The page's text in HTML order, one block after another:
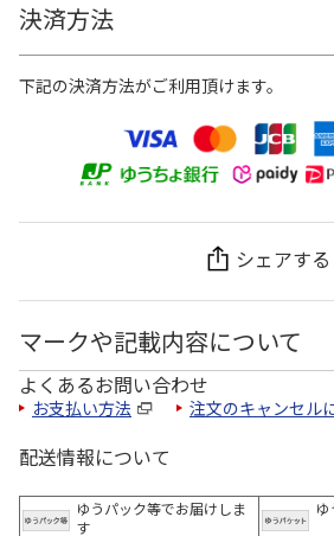
決済方法
下記の決済方法がご利用頂けます。
シェアする
マークや記載内容について
よくあるお問い合わせ
お支払い方法 注文のキャンセル
配送情報について
ゆうパック等でお届けしま
す